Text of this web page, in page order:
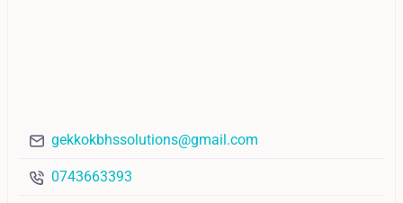
gekkokbhssolutions@gmail.com
0743663393